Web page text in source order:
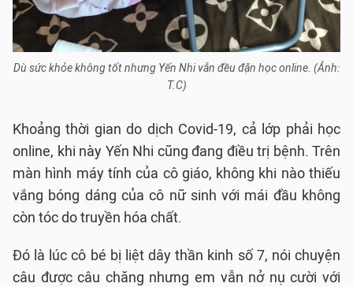
Dù sức khỏe không tốt nhưng Yến Nhi vẫn đều đặn học online. (Ảnh:
T.C)
Khoảng thời gian do dịch Covid-19, cả lớp phải học
online, khi này Yến Nhi cũng đang điều trị bệnh. Trên
màn hình máy tính của cô giáo, không khi nào thiếu
vắng bóng dáng của cô nữ sinh với mái đầu không
còn tóc do truyền hóa chất.
Đó là lúc cô bé bị liệt dây thần kinh số 7, nói chuyện
câu được câu chăng nhưng em vẫn nở nụ cười với